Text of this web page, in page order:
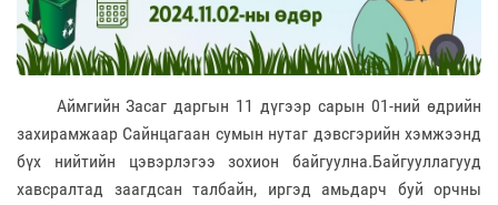
Аймгийн Засаг даргын 11 дүгээр сарын 01-ний өдрийн
захирамжаар Сайнцагаан сумын нутаг дэвсгэрийн хэмжээнд
бүх нийтийн цэвэрлэгээ зохион байгуулна.Байгууллагууд
хавсралтад заагдсан талбайн, иргэд амьдарч буй орчны